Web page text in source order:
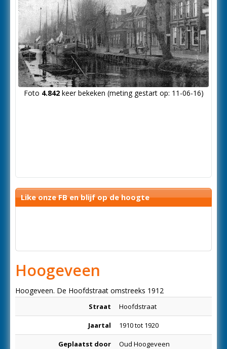
Foto 4.842keer bekeken (meting gestart op: 11-06-16)
Like onze FB en blijf op de hoogte
Hoogeveen
Hoogeveen. De Hoofdstraat omstreeks 1912
Straat Hoofdstraat
Jaartal 1910 tot 1920
Geplaatst door Oud Hoogeveen